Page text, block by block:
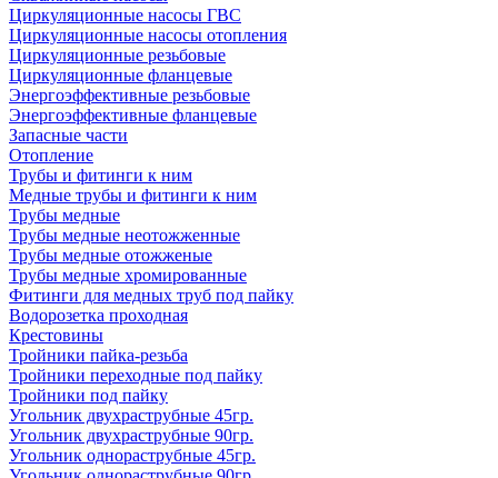
Циркуляционные насосы ГВС
Циркуляционные насосы отопления
Циркуляционные резьбовые
Циркуляционные фланцевые
Энергоэффективные резьбовые
Энергоэффективные фланцевые
Запасные части
Отопление
Трубы и фитинги к ним
Медные трубы и фитинги к ним
Трубы медные
Трубы медные неотожженные
Трубы медные отожженые
Трубы медные хромированные
Фитинги для медных труб под пайку
Водорозетка проходная
Крестовины
Тройники пайка-резьба
Тройники переходные под пайку
Тройники под пайку
Угольник двухраструбные 45гр.
Угольник двухраструбные 90гр.
Угольник однораструбные 45гр.